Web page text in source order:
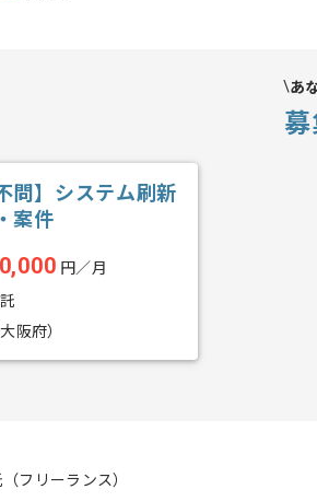
あ
問】システム刷新
案件
円／月
阪府）
フリーランス）